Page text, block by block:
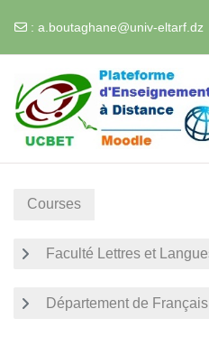
: a.boutaghane@univ-eltarf.dz
Courses
Département de Français